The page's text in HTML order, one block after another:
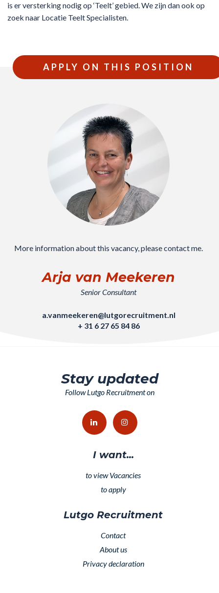
is er versterking nodig op ‘Teelt’ gebied. We zijn dan ook op
zoek naar Locatie Teelt Specialisten.
APPLY ON THIS POSITION
More information about this vacancy, please contact me.
Arja van Meekeren
Senior Consultant
a.vanmeekeren@lutgorecruitment.nl
+ 31 6 27 65 84 86
Stay updated
Follow Lutgo Recruitment on
I want...
to view Vacancies
to apply
Lutgo Recruitment
Contact
About us
Privacy declaration